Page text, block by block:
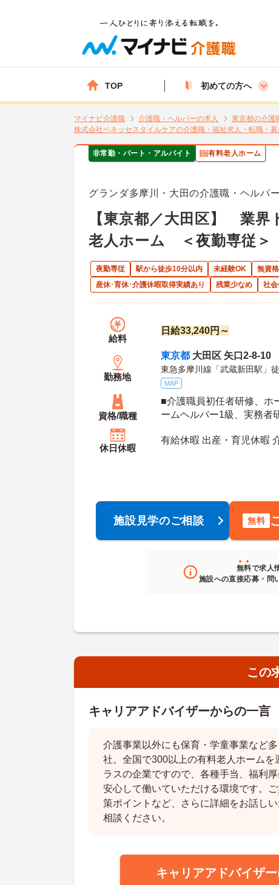
TOP 初めての方へ
マイナビ介護職 介護職・ヘルパーの求人 東京都の介護
株式会社ベネッセスタイルケアの介護職・福祉求人・転職・
非常勤・パート・アルバイト 有料老人ホーム
グランダ多摩川・大田の介護職・ヘルパ
【東京都／大田区】 業界
老人ホーム ＜夜勤専従＞
夜勤専従 駅から徒歩10分以内 未経験OK 無資
産休･育休･介護休暇取得実績あり
残業少なめ 社
給料
日給33,240円～
勤務地
東京都 大田区 矢口2-8-10
東急多摩川線「武蔵新田駅」
MAP
資格/職種
■介護職員初任者研修、ホ
ームヘルパー1級、実務者
お持ちでない方も相談可
休日休暇
有給休暇 出産・育児休暇
施設見学のご相談 無料
無料で求人
施設への直接応募・問
この
キャリアアドバイザーからの一言
介護事業以外にも保育・学童事業など
社。全国で300以上の有料老人ホームを
ラスの企業ですので、各種手当、福利
安心して働いていただける環境です。
策ポイントなど、さらに詳細をお話し
相談ください。
キャリアアドバイザ